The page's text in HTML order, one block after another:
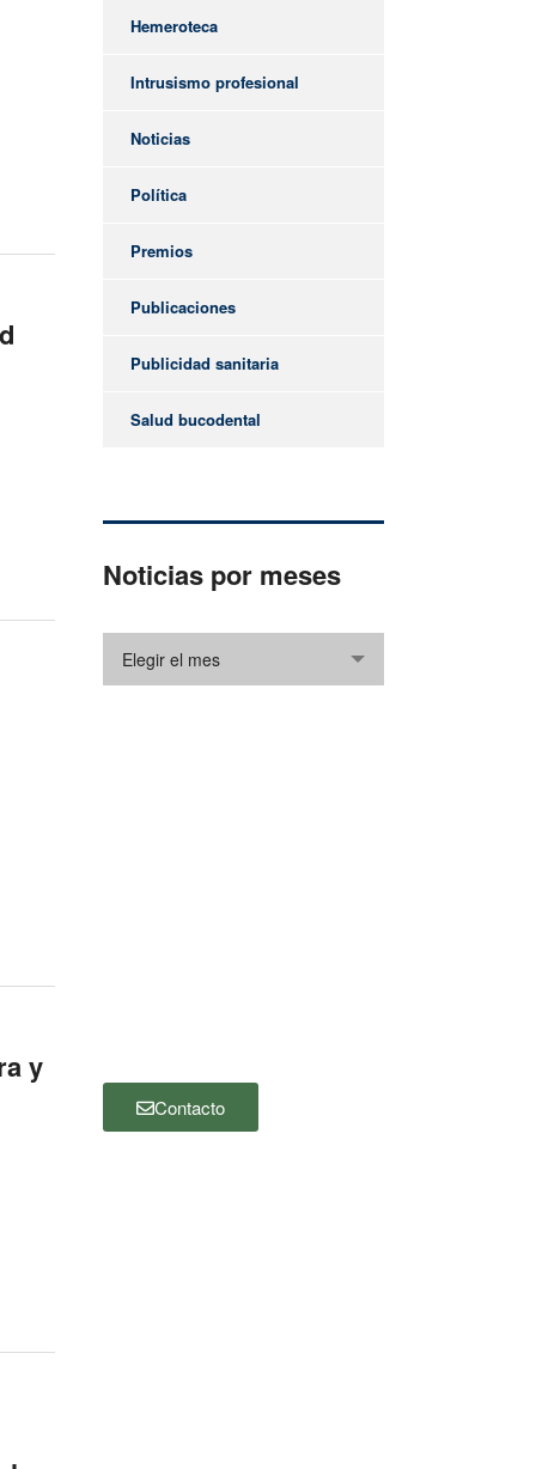
y
Hemeroteca
Intrusismo profesional
Noticias
Política
Premios
Publicaciones
Publicidad sanitaria
Salud bucodental
Noticias por meses
Elegir el mes
Contacto